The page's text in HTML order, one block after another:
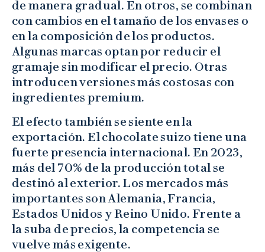
de manera gradual. En otros, se combinan
con cambios en el tamaño de los envases o
en la composición de los productos.
Algunas marcas optan por reducir el
gramaje sin modificar el precio. Otras
introducen versiones más costosas con
ingredientes premium.
El efecto también se siente en la
exportación. El chocolate suizo tiene una
fuerte presencia internacional. En 2023,
más del 70% de la producción total se
destinó al exterior. Los mercados más
importantes son Alemania, Francia,
Estados Unidos y Reino Unido. Frente a
la suba de precios, la competencia se
vuelve más exigente.